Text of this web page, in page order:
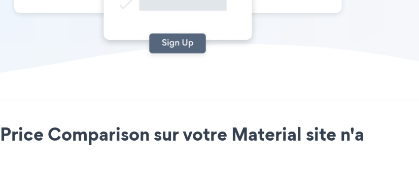
Comparison sur votre Material site n'a